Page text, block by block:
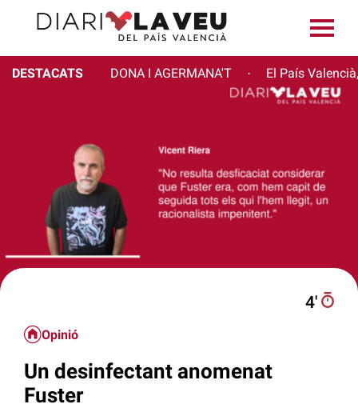
DESTACATS DONA I AGERMANA'T · El País
4′
Opinió
Un desinfectant anomenat
Fuster